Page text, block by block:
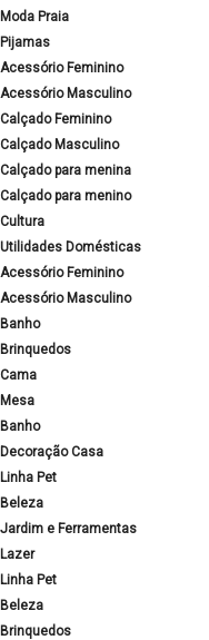
Moda Praia
Pijamas
Acessório Feminino
Acessório Masculino
Calçado Feminino
Calçado Masculino
Calçado para menina
Calçado para menino
Cultura
Utilidades Domésticas
Acessório Feminino
Acessório Masculino
Banho
Brinquedos
Cama
Mesa
Banho
Decoração Casa
Linha Pet
Beleza
Jardim e Ferramentas
Lazer
Linha Pet
Beleza
Brinquedos